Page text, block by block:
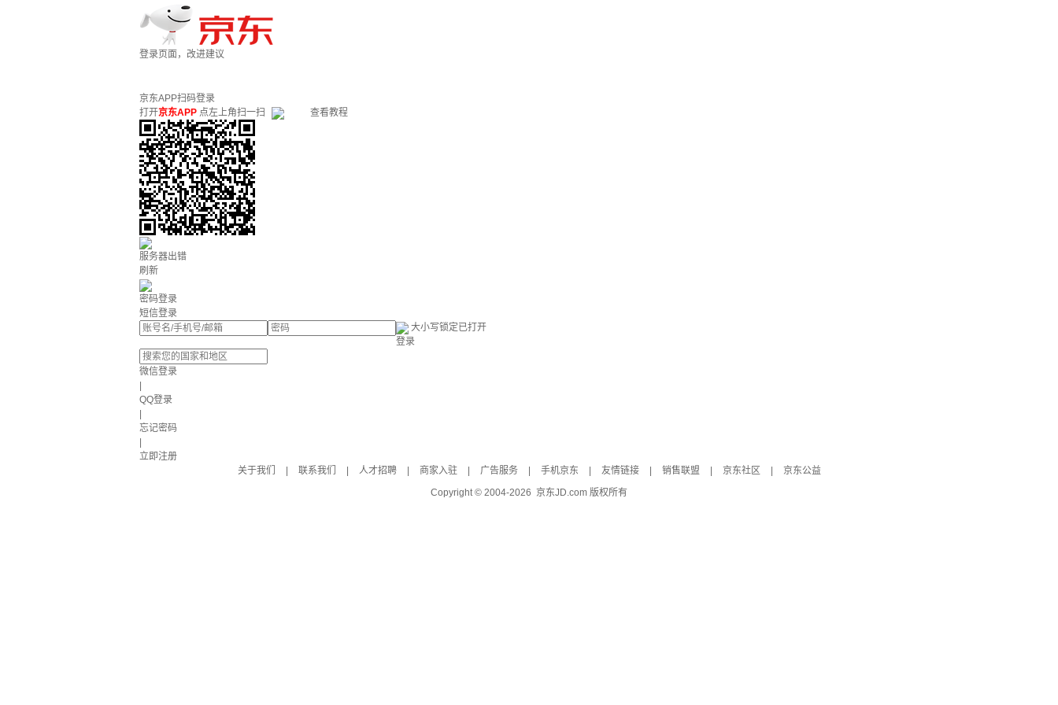
登录页面，改进建议
京东APP扫码登录
打开京东APP 点左上角扫一扫 查看教程
服务器出错
刷新
密码登录
短信登录
大小写锁定已打开
登录
微信登录
QQ登录
忘记密码
立即注册
关于我们
联系我们 人才招聘 商家入驻 广告服务 手机京东 友情链接 销售联盟 京东社区
京东公益
Copyright © 2004-2026 京东JD.com 版权所有